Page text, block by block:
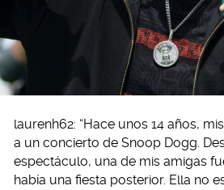
laurenh62: “Hace unos 14 años,
a un concierto de Snoop Dogg.
espectáculo, una de mis amigas
había una fiesta posterior. Ella no